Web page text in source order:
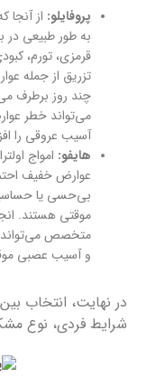
پروفایلو: از آنجا
به طور طبیعی در
قرمزی، تورم،
تزریق از جمله
چند روز برطرف
می‌تواند خطر
آسیب عروقی را
هایفو: امواج
عوارض خفیف
بی‌حسی یا
موقتی هستند.
متخصص می‌تواند
و آسیب عصبی
در نهایت، انتخاب
شرایط فردی، نوع